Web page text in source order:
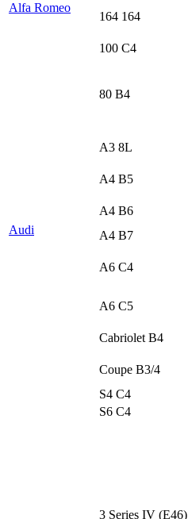
Alfa Romeo
164 164
Audi
100 C4
80 B4
A3 8L
A4 B5
A4 B6
A4 B7
A6 C4
A6 C5
Cabriolet B4
Coupe B3/4
S4 C4
S6 C4
3 Series IV (E46)